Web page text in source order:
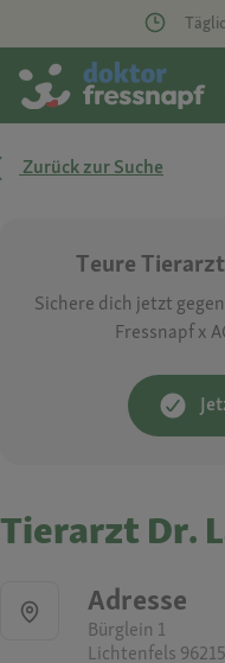
Zurück zur Suche
Teure
Sichere dich jetzt
Fressnapf x
Tierarzt Dr.
Adresse
Bürglein 1
Lichtenfels 96215